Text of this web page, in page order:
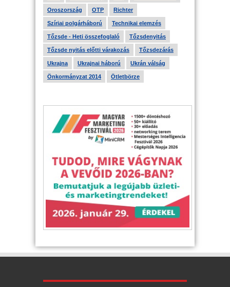
Oroszország OTP Richter
Szíriai polgárháború Technikai elemzés
Tőzsde - Heti összefoglaló Tőzsdenyitás
Tőzsde nyitás előtti várakozás Tőzsdezárás
Ukrajna Ukrajnai háború Ukrán válság
Önkormányzat 2014 Ötletbörze